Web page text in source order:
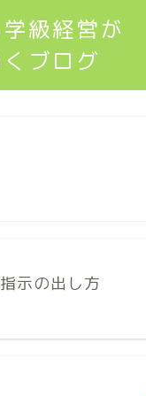
級経営が
ブログ
指示の出し方